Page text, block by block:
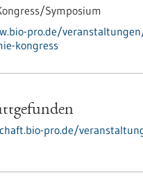
Symposium
pro.de/
kongress
pro.de/